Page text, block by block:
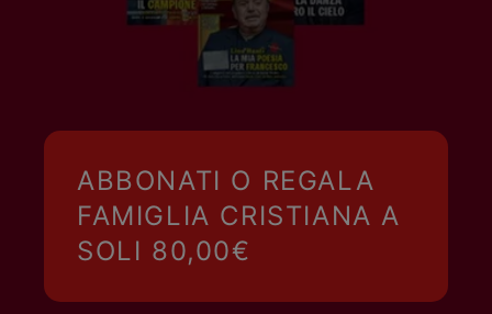
ABBONATI O REGALA
FAMIGLIA CRISTIANA A
SOLI 80,00€